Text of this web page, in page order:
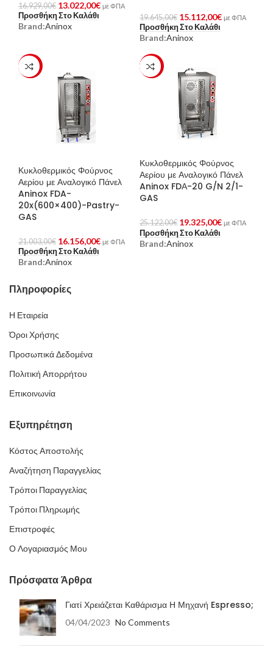
16.929,00€ 13.022,00€ με ΦΠΑ
Προσθήκη Στο Καλάθι
Brand:Aninox
19.645,00€ 15.112,00€ με ΦΠΑ
Προσθήκη Στο Καλάθι
Brand:Aninox
-23%
Κυκλοθερμικός Φούρνος
Αερίου με Αναλογικό Πάνελ
Aninox FDA-
20x(600×400)-Pastry-
GAS
21.003,00€ 16.156,00€ με ΦΠΑ
Προσθήκη Στο Καλάθι
Brand:Aninox
-23%
Κυκλοθερμικός Φούρνος
Αερίου με Αναλογικό Πάνελ
Aninox FDΑ-20 G/N 2/1-
GAS
25.122,00€ 19.325,00€ με ΦΠΑ
Προσθήκη Στο Καλάθι
Brand:Aninox
Πληροφορίες
Η Εταιρεία
Όροι Χρήσης
Προσωπικά Δεδομένα
Πολιτική Απορρήτου
Επικοινωνία
Εξυπηρέτηση
Κόστος Αποστολής
Αναζήτηση Παραγγελίας
Τρόποι Παραγγελίας
Τρόποι Πληρωμής
Επιστροφές
Ο Λογαριασμός Μου
Πρόσφατα Άρθρα
Γιατί Χρειάζεται Καθάρισμα Η Μηχανή Espresso;
04/04/2023 No Comments